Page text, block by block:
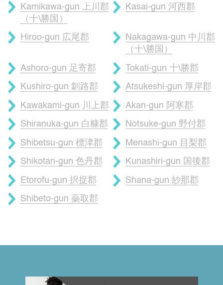
Kamikawa-gun 上川郡
（十\勝国）
Kasai-gun 河西郡
Hiroo-gun 広尾郡
Nakagawa-gun 中川郡
（十\勝国）
Ashoro-gun 足寄郡 Tokati-gun 十\勝郡
Kushiro-gun 釧路郡 Atsukeshi-gun 厚岸郡
Kawakami-gun 川上郡 Akan-gun 阿寒郡
Shiranuka-gun 白糠郡 Notsuke-gun 野付郡
Shibetsu-gun 標津郡 Menashi-gun 目梨郡
Shikotan-gun 色丹郡 Kunashiri-gun 国後郡
Etorofu-gun 択捉郡 Shana-gun 紗那郡
Shibeto-gun 蘂取郡